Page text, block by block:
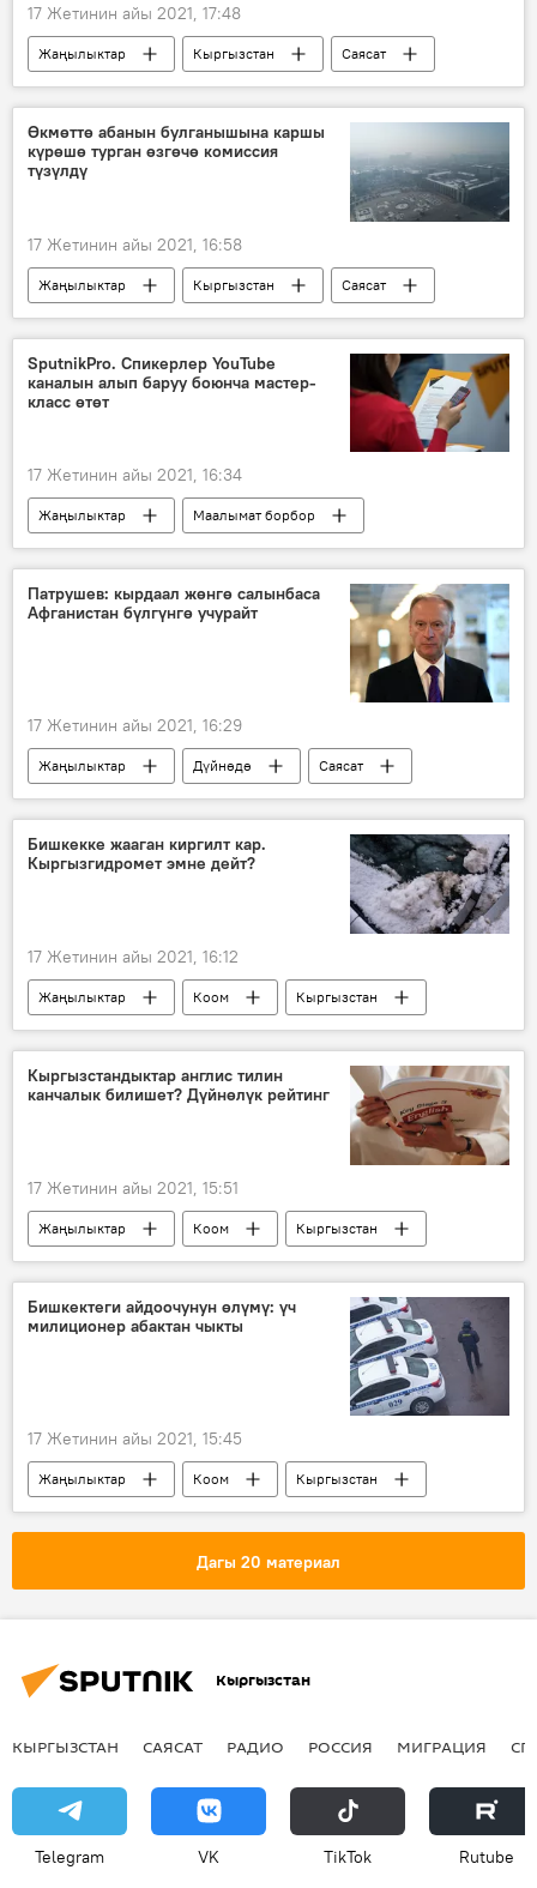
17 Жетинин айы 2021, 17:48
Жаңылыктар Кыргызстан
Саясат
Евразиялык экономикалык биримдик
Акылбек Жапаров
ЕАЭБдеги Кыргызстан
Өкмөттө абанын булганышына каршы
күрөшө турган өзгөчө комиссия
түзүлдү
17 Жетинин айы 2021, 16:58
Жаңылыктар Кыргызстан
Саясат
Бишкек
өкмөт
комиссия
аба
түтүн
экология
булгануу
SputnikPro. Спикерлер YouTube
каналын алып баруу боюнча мастер-
класс өтөт
17 Жетинин айы 2021, 16:34
Жаңылыктар
Маалымат борбор
Кыргызстан
Коом
Sputnik Кыргызстан
SputnikPro
мастер-класс
YouTube
Радио
Патрушев: кырдаал жөнгө салынбаса
Афганистан бүлгүнгө учурайт
17 Жетинин айы 2021, 16:29
Жаңылыктар Дүйнөдө
Саясат
Афганистан
"Талибан" кыймылы
санкциялар
жарандык согуш
Афган бийлиги менен талибдердин тиреши
Бишкекке жааган киргилт кар.
Кыргызгидромет эмне дейт?
17 Жетинин айы 2021, 16:12
Жаңылыктар Коом
Кыргызстан
кар
Бишкек
түтүн
аба ырайы
Кыргызстандыктар англис тилин
канчалык билишет? Дүйнөлүк рейтинг
17 Жетинин айы 2021, 15:51
Жаңылыктар Коом
Кыргызстан
Дүйнөдө
англис тили рейтинг
Бишкектеги айдоочунун өлүмү: үч
милиционер абактан чыкты
17 Жетинин айы 2021, 15:45
Жаңылыктар Коом
Кыргызстан
айдоочу
инспектор
милиция
Инспектордун куралынан ок жеген айдоочунун өлүмү
Дагы 20 материал
Кыргызстан
КЫРГЫЗСТАН САЯСАТ РАДИО РОССИЯ МИГРАЦИЯ
Telegram VK ТikТоk Rutube